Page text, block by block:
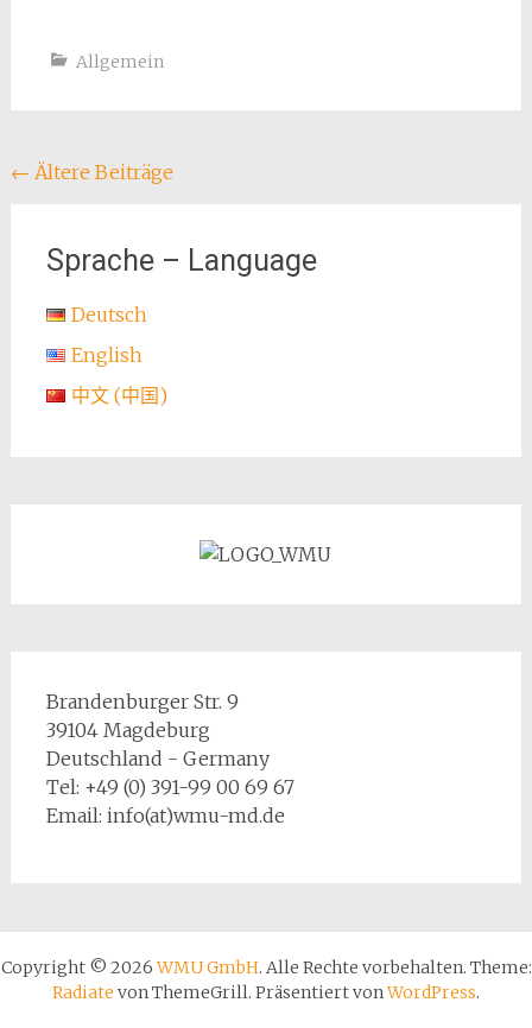
Allgemein
Beitragsnavigation
← Ältere Beiträge
Sprache – Language
Deutsch
English
中文 (中国)
Brandenburger Str. 9
39104 Magdeburg
Deutschland - Germany
Tel: +49 (0) 391-99 00 69 67
Email: info(at)wmu-md.de
Copyright © 2026WMU GmbH. Alle Rechte vorbehalten. Theme:
Radiate von ThemeGrill. Präsentiert vonWordPress.